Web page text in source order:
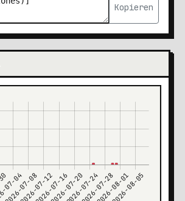
Kopieren